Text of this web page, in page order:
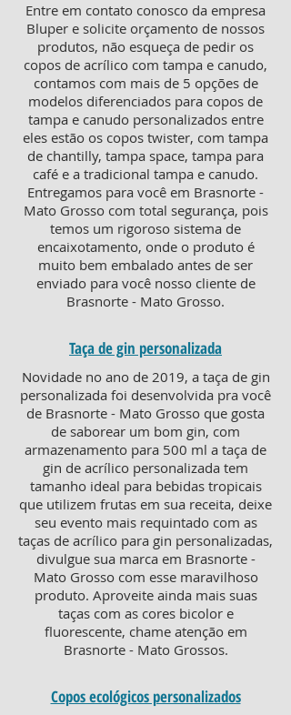
Entre em contato conosco da empresa
Bluper e solicite orçamento de nossos
produtos, não esqueça de pedir os
copos de acrílico com tampa e canudo,
contamos com mais de 5 opções de
modelos diferenciados para copos de
tampa e canudo personalizados entre
eles estão os copos twister, com tampa
de chantilly, tampa space, tampa para
café e a tradicional tampa e canudo.
Entregamos para você em Brasnorte -
Mato Grosso com total segurança, pois
temos um rigoroso sistema de
encaixotamento, onde o produto é
muito bem embalado antes de ser
enviado para você nosso cliente de
Brasnorte - Mato Grosso.
Taça de gin personalizada
Novidade no ano de 2019, a taça de gin
personalizada foi desenvolvida pra você
de Brasnorte - Mato Grosso que gosta
de saborear um bom gin, com
armazenamento para 500 ml a taça de
gin de acrílico personalizada tem
tamanho ideal para bebidas tropicais
que utilizem frutas em sua receita, deixe
seu evento mais requintado com as
taças de acrílico para gin personalizadas,
divulgue sua marca em Brasnorte -
Mato Grosso com esse maravilhoso
produto. Aproveite ainda mais suas
taças com as cores bicolor e
fluorescente, chame atenção em
Brasnorte - Mato Grossos.
Copos ecológicos personalizados